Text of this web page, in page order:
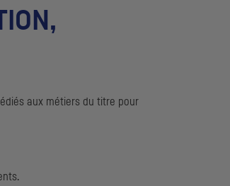
aux métiers du titre pour